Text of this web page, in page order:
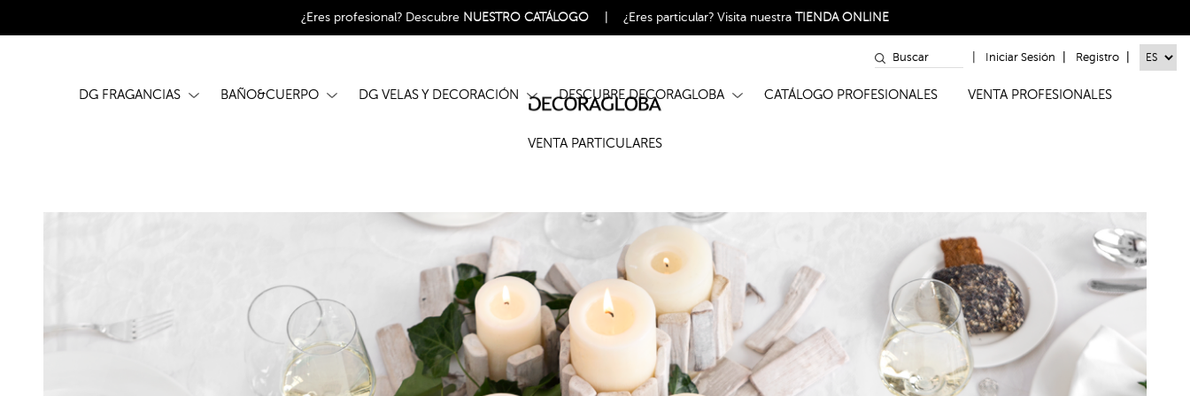
¿Eres profesional? Descubre NUESTRO CATÁLOGO ¿Eres particular?Visita nuestraTIENDA ONLINE
Iniciar Sesión Registro
DG FRAGANCIAS BAÑO&CUERPO DG VELAS Y DECORACIÓN DESCUBRE DECORAGLOBA CATÁLOGO PROFESIONALES VENTA PROFESIONALES
VENTA PARTICULARES